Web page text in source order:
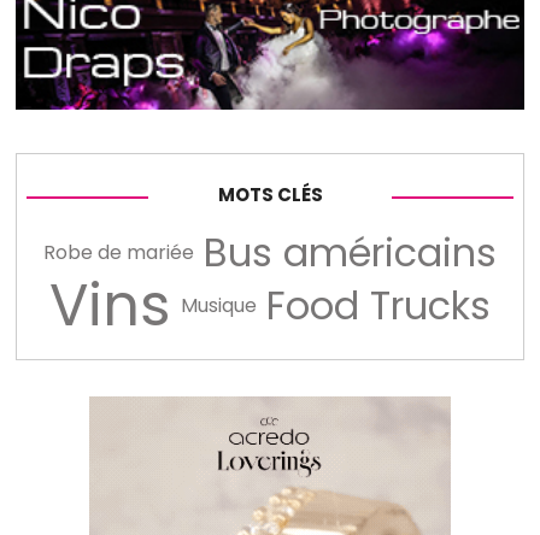
MOTS CLÉS
Robe de mariée Bus américains
Vins Musique Food Trucks